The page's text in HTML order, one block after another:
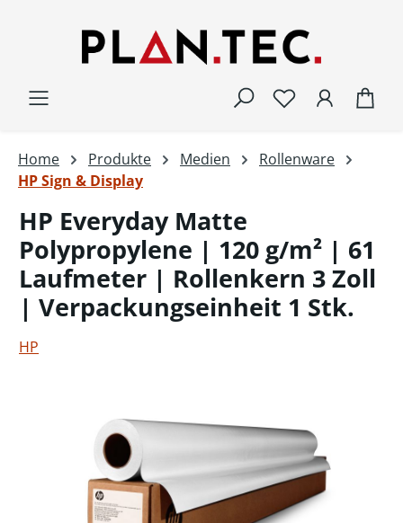
Home Produkte Medien
Rollenware
HP Sign & Display
HP Everyday Matte
Polypropylene | 120 g/m² | 61
Laufmeter | Rollenkern 3 Zoll
| Verpackungseinheit 1 Stk.
HP